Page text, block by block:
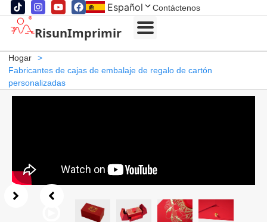
Español Contáctenos
RisunImprimir
Hogar
>
Fabricantes de cajas de embalaje de regalo de cartón
personalizadas